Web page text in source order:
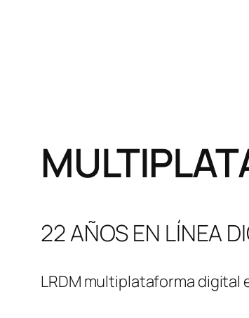
22 AÑOS EN LÍNEA
LRDM multiplataforma digital